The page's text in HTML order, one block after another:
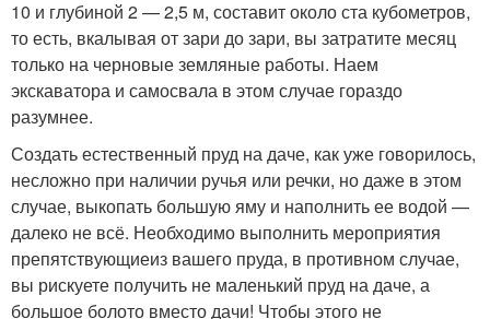
10 и глубиной 2 — 2,5 м, составит около ста кубометров,
то есть, вкалывая от зари до зари, вы затратите месяц
только на черновые земляные работы. Наем
экскаватора и самосвала в этом случае гораздо
разумнее.
Создать естественный пруд на даче, как уже говорилось,
несложно при наличии ручья или речки, но даже в этом
случае, выкопать большую яму и наполнить ее водой —
далеко не всё. Необходимо выполнить мероприятия
препятствующиеиз вашего пруда, в противном случае,
вы рискуете получить не маленький пруд на даче, а
большое болото вместо дачи! Чтобы этого не